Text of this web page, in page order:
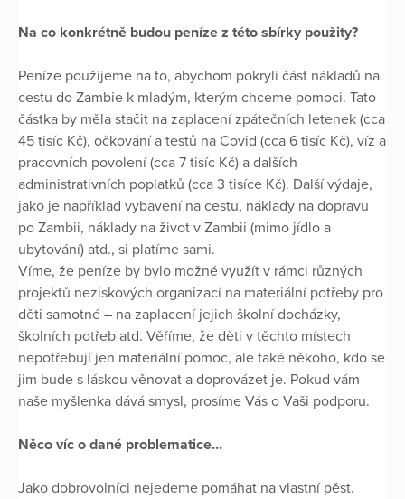
Na co konkrétně budou peníze z této sbírky použity?
Peníze použijeme na to, abychom pokryli část nákladů na
cestu do Zambie k mladým, kterým chceme pomoci. Tato
částka by měla stačit na zaplacení zpátečních letenek (cca
45 tisíc Kč), očkování a testů na Covid (cca 6 tisíc Kč), víz a
pracovních povolení (cca 7 tisíc Kč) a dalších
administrativních poplatků (cca 3 tisíce Kč). Další výdaje,
jako je například vybavení na cestu, náklady na dopravu
po Zambii, náklady na život v Zambii (mimo jídlo a
ubytování) atd., si platíme sami.
Víme, že peníze by bylo možné využít v rámci různých
projektů neziskových organizací na materiální potřeby pro
děti samotné – na zaplacení jejich školní docházky,
školních potřeb atd. Věříme, že děti v těchto místech
nepotřebují jen materiální pomoc, ale také někoho, kdo se
jim bude s láskou věnovat a doprovázet je. Pokud vám
naše myšlenka dává smysl, prosíme Vás o Vaši podporu.
Něco víc o dané problematice...
Jako dobrovolníci nejedeme pomáhat na vlastní pěst.